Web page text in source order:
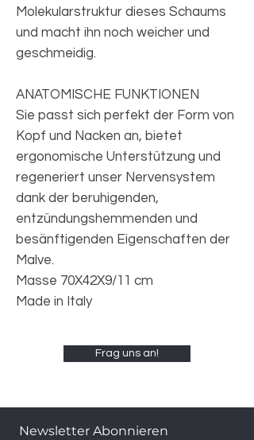
Molekularstruktur dieses Schaums
und macht ihn noch weicher und
geschmeidig.
ANATOMISCHE FUNKTIONEN
Sie passt sich perfekt der Form von
Kopf und Nacken an, bietet
ergonomische Unterstützung und
regeneriert unser Nervensystem
dank der beruhigenden,
entzündungshemmenden und
besänftigenden Eigenschaften der
Malve.
Masse 70X42X9/11 cm
Made in Italy
Frag uns an!
Newsletter Abonnieren